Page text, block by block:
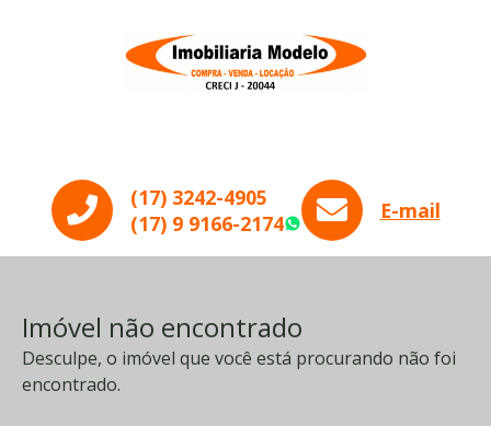
(17) 3242-4905
(17) 9 9166-2174
WhatsApp
E-mail
Imóvel não encontrado
Desculpe, o imóvel que você está procurando não foi
encontrado.